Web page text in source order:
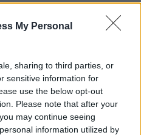
My Personal
sharing to third parties, or
sensitive information for
use the below opt-out
Please note that after your
may continue seeing
information utilized by
pedig fizetni kell!